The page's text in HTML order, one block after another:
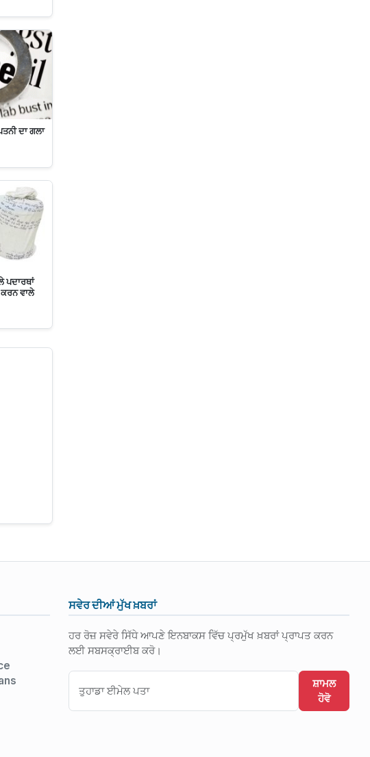
ਦਾ ਗਲਾ
ਪਦਾਰਥਾਂ
ਵਾਲੇ
ਸਵੇਰ ਦੀਆਂ ਮੁੱਖ ਖ਼ਬਰਾਂ
ਹਰ ਰੋਜ਼ ਸਵੇਰੇ ਸਿੱਧੇ ਆਪਣੇ ਇਨਬਾਕਸ ਵਿੱਚ ਪ੍ਰਮੁੱਖ ਖ਼ਬਰਾਂ ਪ੍ਰਾਪਤ ਕਰਨ
ਲਈ ਸਬਸਕ੍ਰਾਈਬ ਕਰੋ।
ਸ਼ਾਮਲ
ਹੋਵੋ